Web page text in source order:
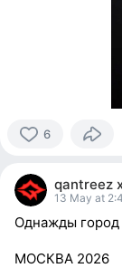
6
people
reacted qantreez
13 May at
Однажды город
МОСКВА 2026